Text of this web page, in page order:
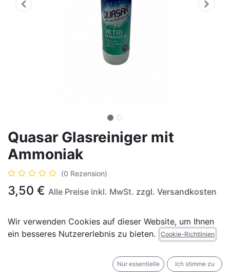
Quasar Glasreiniger mit
Ammoniak
(0 Rezension)
3,50 € Alle Preise inkl. MwSt. zzgl. Versandkosten
Wir verwenden Cookies auf dieser Website, um Ihnen
ein besseres Nutzererlebnis zu bieten.
Cookie-Richtlinien
Nur essentielle Ich stimme zu